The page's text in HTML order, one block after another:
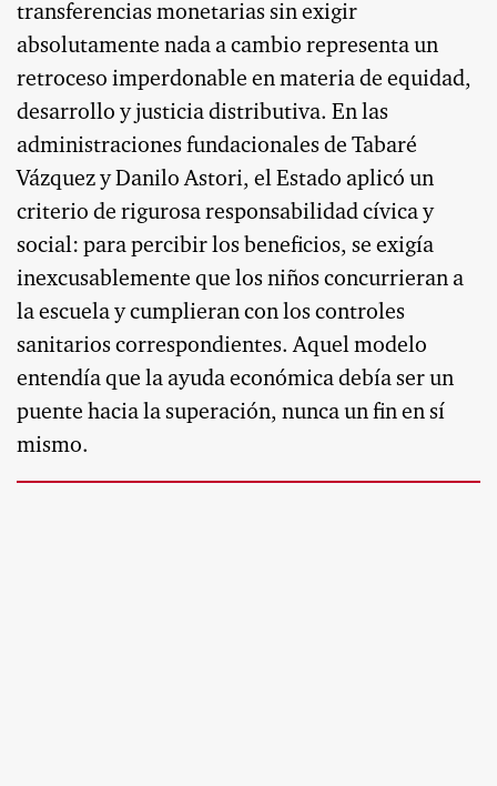
transferencias monetarias sin exigir
absolutamente nada a cambio representa un
retroceso imperdonable en materia de equidad,
desarrollo y justicia distributiva. En las
administraciones fundacionales de Tabaré
Vázquez y Danilo Astori, el Estado aplicó un
criterio de rigurosa responsabilidad cívica y
social: para percibir los beneficios, se exigía
inexcusablemente que los niños concurrieran a
la escuela y cumplieran con los controles
sanitarios correspondientes. Aquel modelo
entendía que la ayuda económica debía ser un
puente hacia la superación, nunca un fin en sí
mismo.